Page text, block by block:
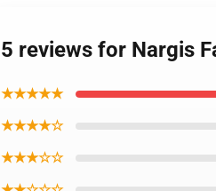
5 reviews for Nargis
★★★★★
★★★★☆
★★★☆☆